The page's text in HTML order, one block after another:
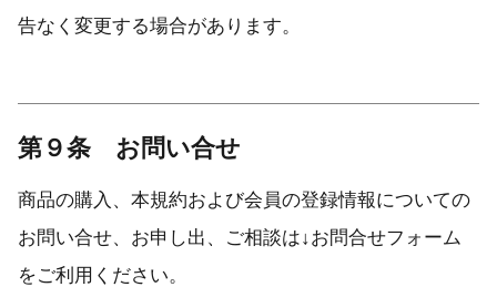
告なく変更する場合があります。
第９条 お問い合せ
商品の購入、本規約および会員の登録情報についての
お問い合せ、お申し出、ご相談は↓お問合せフォーム
をご利用ください。